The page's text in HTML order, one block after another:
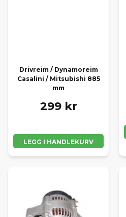
Drivreim / Dynamoreim
Casalini / Mitsubishi 885
mm
299 kr
LEGG I HANDLEKURV